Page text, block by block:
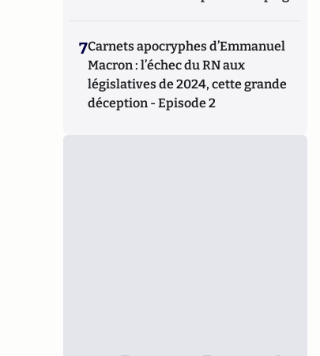
7Carnets apocryphes d’Emmanuel
Macron : l’échec du RN aux
législatives de 2024, cette grande
déception - Episode 2